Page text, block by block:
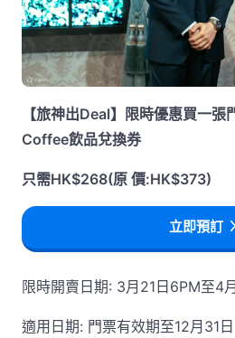
【旅神出Deal】限時優惠買一
Coffee飲品兌換券
只需HK$268(原 價:HK$373)
立即預訂
限時開賣日期: 3月21日6PM至4
適用日期: 門票有效期至12月31